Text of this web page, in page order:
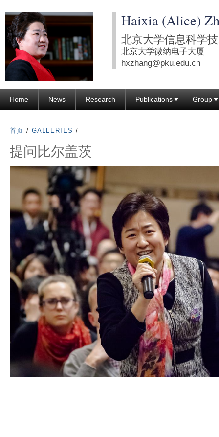
转
到
页
主
要
Haixia (Alice)
北京大学信息科学
北京大学微纳电子大厦
hxzhang@pku.edu.cn
Home News Research Publications Group
首页 / GALLERIES /
提问比尔盖茨